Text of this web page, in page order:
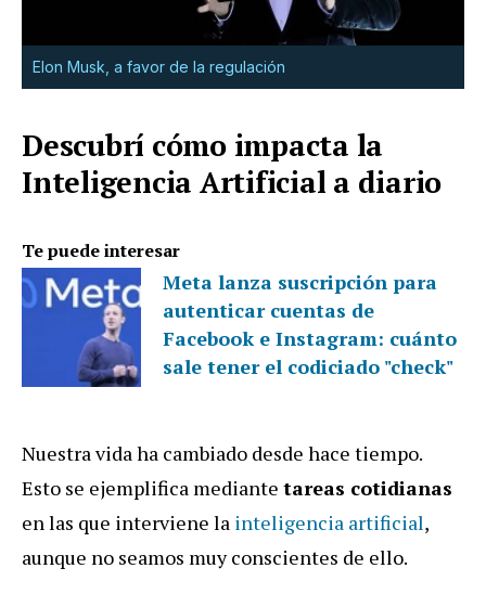
Elon Musk, a favor de la regulación
Descubrí cómo impacta la
Inteligencia Artificial a diario
Te puede interesar
Meta lanza suscripción para
autenticar cuentas de
Facebook e Instagram: cuánto
sale tener el codiciado "check"
Nuestra vida ha cambiado desde hace tiempo.
Esto se ejemplifica mediante tareas cotidianas
en las que interviene la inteligencia artificial,
aunque no seamos muy conscientes de ello.